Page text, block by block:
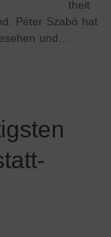
theit
Péter Szabó hat
und…